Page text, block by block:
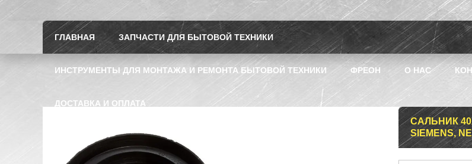
ГЛАВНАЯ ЗАПЧАСТИ ДЛЯ БЫТОВОЙ ТЕХНИКИ
ИНСТРУМЕНТЫ ДЛЯ МОНТАЖА И РЕМОНТА БЫТОВОЙ ТЕХНИКИ ФРЕОН О НАС
ДОСТАВКА И ОПЛАТА
САЛЬНИК
SIEMENS,